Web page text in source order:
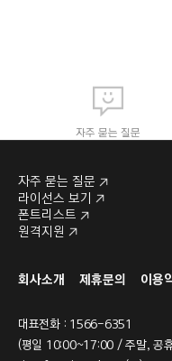
자주 묻는 질문
라이선스 보기
자주 묻는 질문
라이선스 보기
폰트리스트
원격지원
회사소개 제휴문의 이용
대표전화 : 1566-6351
(평일 10:00~17:00 / 주말, 공